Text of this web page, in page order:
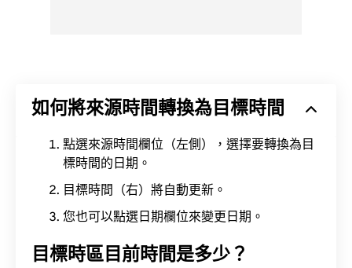
如何將來源時間轉換為目標時間
點選來源時間欄位（左側），選擇要轉換為目
標時間的日期。
目標時間（右）將自動更新。
您也可以點選日期欄位來變更日期。
目標時區目前時間是多少？